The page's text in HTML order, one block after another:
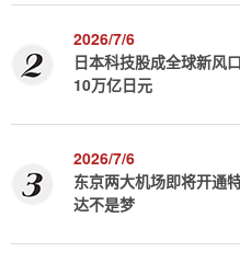
2026/7/6
日本科技股成全球新风
10万亿日元
2026/7/6
东京两大机场即将开通
达不是梦